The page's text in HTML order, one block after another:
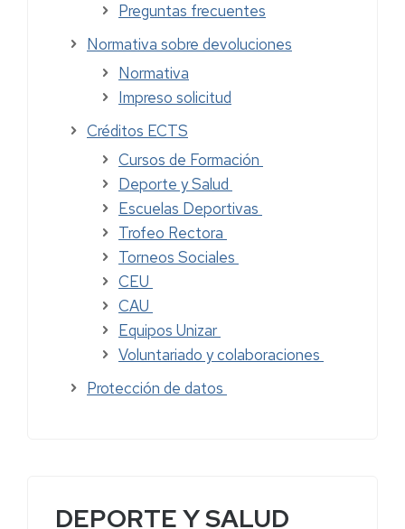
Preguntas frecuentes
Normativa sobre devoluciones
Normativa
Impreso solicitud
Créditos ECTS
Cursos de Formación
Deporte y Salud
Escuelas Deportivas
Trofeo Rectora
Torneos Sociales
CEU
CAU
Equipos Unizar
Voluntariado y colaboraciones
Protección de datos
DEPORTE Y SALUD